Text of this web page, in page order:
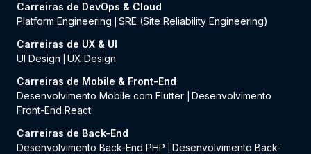
Carreiras de DevOps & Cloud
Platform Engineering
SRE (Site Reliability Engineering)
Carreiras de UX & UI
UI Design
UX Design
Carreiras de Mobile & Front-End
Desenvolvimento Mobile com Flutter
Desenvolvimento
Front-End React
Carreiras de Back-End
Desenvolvimento Back-End PHP
Desenvolvimento Back-